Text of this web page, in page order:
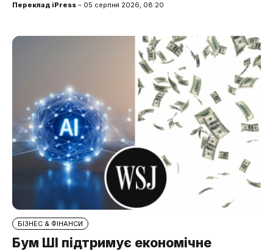
Переклад iPress – 05 серпня 2026, 08:20
БІЗНЕС & ФІНАНСИ
Бум ШІ підтримує економічне